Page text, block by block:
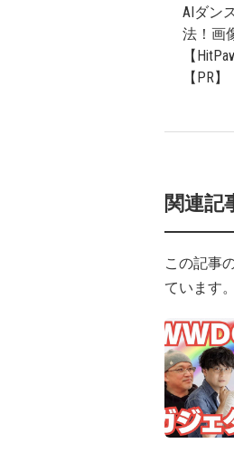
AIダン
法！画
【
【PR】
関連記
この記事
ています。